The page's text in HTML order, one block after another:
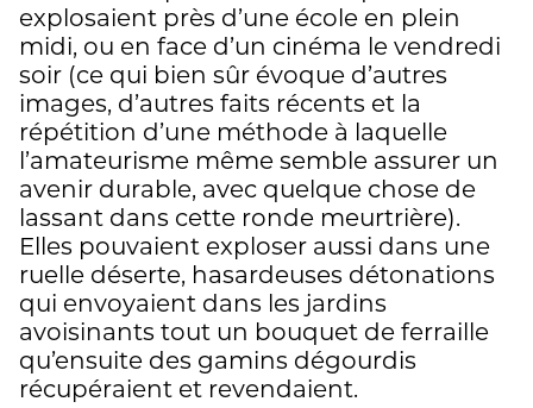
explosaient près d’une école en plein
midi, ou en face d’un cinéma le vendredi
soir (ce qui bien sûr évoque d’autres
images, d’autres faits récents et la
répétition d’une méthode à laquelle
l’amateurisme même semble assurer un
avenir durable, avec quelque chose de
lassant dans cette ronde meurtrière).
Elles pouvaient exploser aussi dans une
ruelle déserte, hasardeuses détonations
qui envoyaient dans les jardins
avoisinants tout un bouquet de ferraille
qu’ensuite des gamins dégourdis
récupéraient et revendaient.